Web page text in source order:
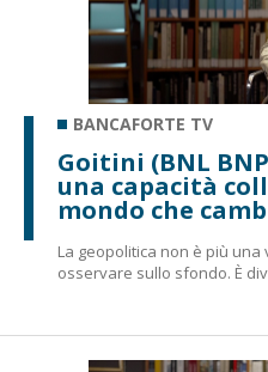
BANCAFORTE TV
Goitini (BNL
una capacità
mondo che
La geopolitica non è più
osservare sullo sfondo. È